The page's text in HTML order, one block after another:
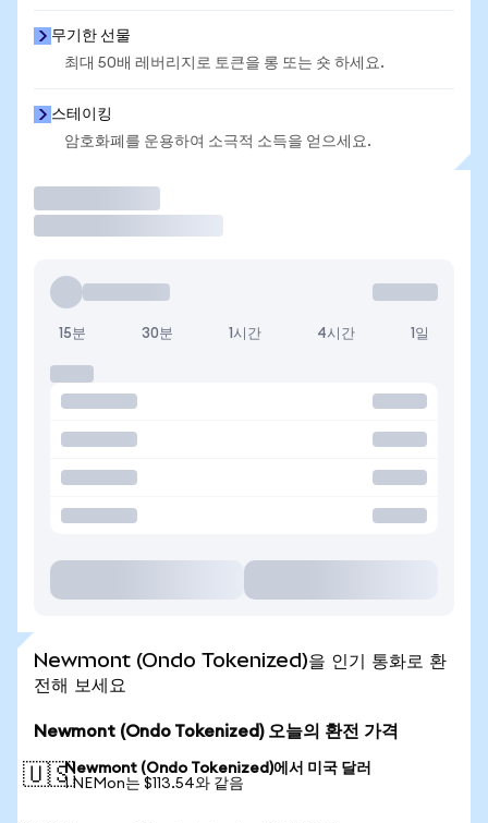
무기한 선물
최대 50배 레버리지로 토큰을 롱 또는 숏 하세요.
스테이킹
암호화폐를 운용하여 소극적 소득을 얻으세요.
15분 30분 1시간 4시간 1일
Newmont (Ondo Tokenized)을 인기 통화로 환
전해 보세요
Newmont (Ondo Tokenized) 오늘의 환전 가격
🇺🇸Newmont (Ondo Tokenized)에서 미국 달러
1 NEMon는 $113.54와 같음